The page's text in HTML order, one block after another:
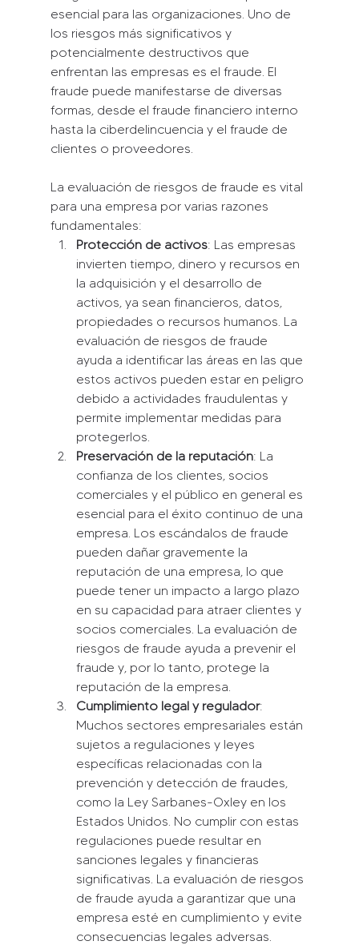
esencial para las organizaciones. Uno de
los riesgos más significativos y
potencialmente destructivos que
enfrentan las empresas es el fraude. El
fraude puede manifestarse de diversas
formas, desde el fraude financiero interno
hasta la ciberdelincuencia y el fraude de
clientes o proveedores.
La evaluación de riesgos de fraude es vital
para una empresa por varias razones
fundamentales:
Protección de activos: Las empresas
invierten tiempo, dinero y recursos en
la adquisición y el desarrollo de
activos, ya sean financieros, datos,
propiedades o recursos humanos. La
evaluación de riesgos de fraude
ayuda a identificar las áreas en las que
estos activos pueden estar en peligro
debido a actividades fraudulentas y
permite implementar medidas para
protegerlos.
Preservación de la reputación: La
confianza de los clientes, socios
comerciales y el público en general es
esencial para el éxito continuo de una
empresa. Los escándalos de fraude
pueden dañar gravemente la
reputación de una empresa, lo que
puede tener un impacto a largo plazo
en su capacidad para atraer clientes y
socios comerciales. La evaluación de
riesgos de fraude ayuda a prevenir el
fraude y, por lo tanto, protege la
reputación de la empresa.
Cumplimiento legal y regulador:
Muchos sectores empresariales están
sujetos a regulaciones y leyes
específicas relacionadas con la
prevención y detección de fraudes,
como la Ley Sarbanes-Oxley en los
Estados Unidos. No cumplir con estas
regulaciones puede resultar en
sanciones legales y financieras
significativas. La evaluación de riesgos
de fraude ayuda a garantizar que una
empresa esté en cumplimiento y evite
consecuencias legales adversas.